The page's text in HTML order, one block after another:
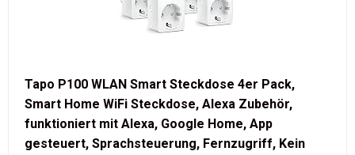
Tapo P100 WLAN Smart Steckdose 4er Pack,
Smart Home WiFi Steckdose, Alexa Zubehör,
funktioniert mit Alexa, Google Home, App
gesteuert, Sprachsteuerung, Fernzugriff, Kein